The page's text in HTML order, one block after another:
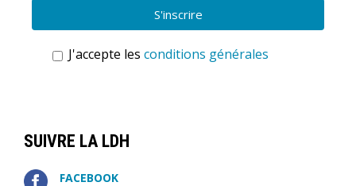
J'accepte les conditions générales
SUIVRE LA LDH
FACEBOOK